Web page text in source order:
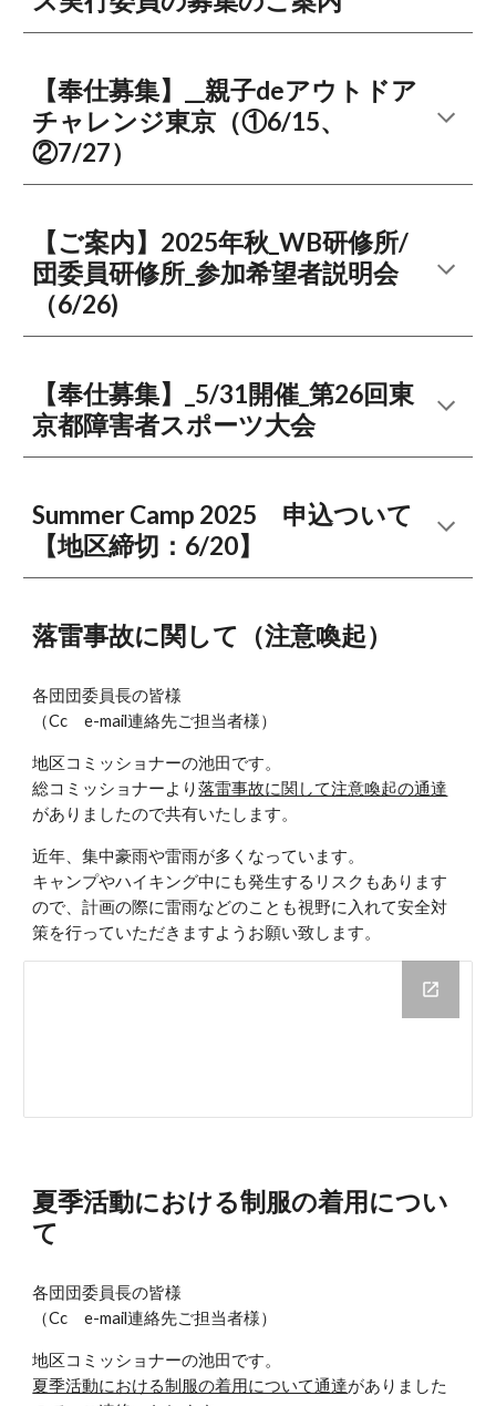
【奉仕募集】__親子deアウトドア
チャレンジ東京（①6/15、
②7/27）
【ご案内】2025年秋_WB研修所/
団委員研修所_参加希望者説明会
（6/26)
【奉仕募集】_5/31開催_第26回東
京都障害者スポーツ大会
Summer Camp 2025 申込ついて
【地区締切：6/20】
落雷事故に関して（注意喚起）
各団団委員長の皆様
（Cc e-mail連絡先ご担当者様）
地区コミッショナーの池田です。
総コミッショナーより落雷事故に関して注意喚起の通達
がありましたので共有いたします。
近年、集中豪雨や雷雨が多くなっています。
キャンプやハイキング中にも発生するリスクもあります
ので、計画の際に雷雨などのことも視野に入れて安全対
策を行っていただきますようお願い致します。
夏季活動における制服の着用につい
て
各団団委員長の皆様
（Cc e-mail連絡先ご担当者様）
地区コミッショナーの池田です。
夏季活動における制服の着用について通達がありました